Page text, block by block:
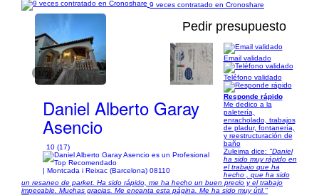
9 veces contratado en Cronoshare
1/6
Pedir presupuesto
Daniel Alberto Garay
Asencio
10 (17)
| Montcada i Reixac (Barcelona) 08110
Email validado
Teléfono validado
Responde rápido
Me dedico a la
paletería,
enracholado, trabajos
de pladur, fontanería,
y reestructuración de
baño
Zuleima dice: "Daniel
ha sido muy rápido en
el trabajo que ha
hecho , que ha sido
un resaneo de parket. Ha sido rápido, me ha hecho un buen precio y el trabajo
impecable. Muchas gracias. Me encanta esta página. Me ha sido muy útil."